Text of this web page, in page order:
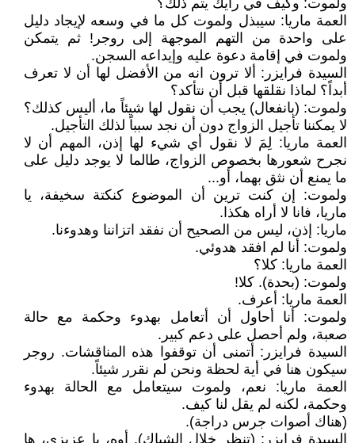
ولموت: وكيف في رأيك يتم ذلك؟
العمة ماريا: سيبذل ولموت كل ما في وسعه لإيجاد دليل
على واحدة من التهم الموجهة إلى روجر! ثم يتمكن
ولموت في إقامة دعوة عليه وإيداعه السجن.
السيدة فرايزر: ألا ترون انه من الأفضل لها أن لا تعرف
أبداً؟ لماذا نقلقها قبل أن نتأكد؟
ولموت: (بانفعال) يجب أن نقول لها شيئاً ما، أليس كذلك؟
لا يمكننا تأجيل الزواج دون أن نجد سبباً لذلك التأجيل.
العمة ماريا: لِمَ لا نقول أي شيء لها إذن، المهم أن لا
نجرح شعورها بخصوص الزواج، طالما لا يوجد دليل على
ما يمنع أن نثق بهما، أو...
ولموت: إن كنت ترين أن الموضوع كنكتة سخيفة، يا
ماريا، فانا لا أراه هكذا.
ماريا: إذن، ليس من الصحيح أن نفقد اتزاننا وهدوءنا.
ولموت: أنا لم افقد هدوئي.
العمة ماريا: كلا؟
ولموت: (بحدة). كلا!
العمة ماريا: أعرف.
ولموت: أنا أحاول أن أتعامل بهدوء وحكمة مع حالة
صعبة، ولم أحصل على دعم كبير.
السيدة فرايزر: أتمنى أن توقفوا هذه المناقشات. روجر
سيكون هنا في أية لحظة ونحن لم نقرر شيئاً.
العمة ماريا: نعم، ولموت سيتعامل مع الحالة بهدوء
وحكمة، لكنه لم يقل لنا كيف.
(هناك أصوات جرس دراجة).
السيدة فرايزر: (تنظر خلال الشباك). أوه، يا عزيزي، ها